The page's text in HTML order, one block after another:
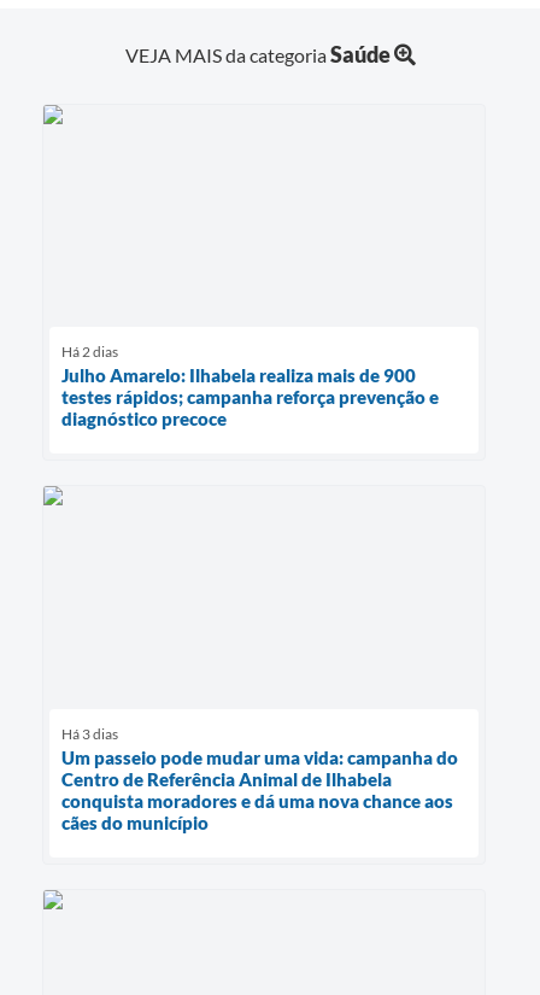
VEJA MAIS da categoriaSaúde
Há 2 dias
Julho Amarelo: Ilhabela realiza mais de 900
testes rápidos; campanha reforça prevenção e
diagnóstico precoce
Há 3 dias
Um passeio pode mudar uma vida: campanha do
Centro de Referência Animal de Ilhabela
conquista moradores e dá uma nova chance aos
cães do município